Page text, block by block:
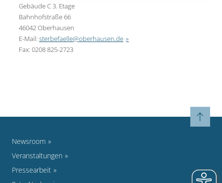
Gebäude C 3. Etage
Bahnhofstraße 66
46042 Oberhausen
E-Mail: sterbefaelle@oberhausen.de
Fax: 0208 825-2723
Newsroom
Veranstaltungen
Pressearbeit